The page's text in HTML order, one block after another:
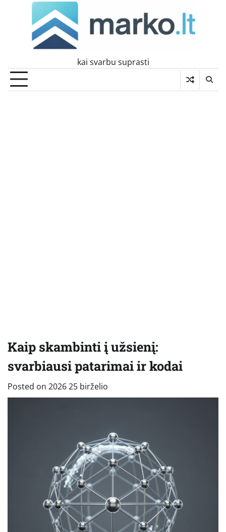
kai svarbu suprasti
Kaip skambinti į užsienį:
svarbiausi patarimai ir kodai
Posted on 2026 25 birželio